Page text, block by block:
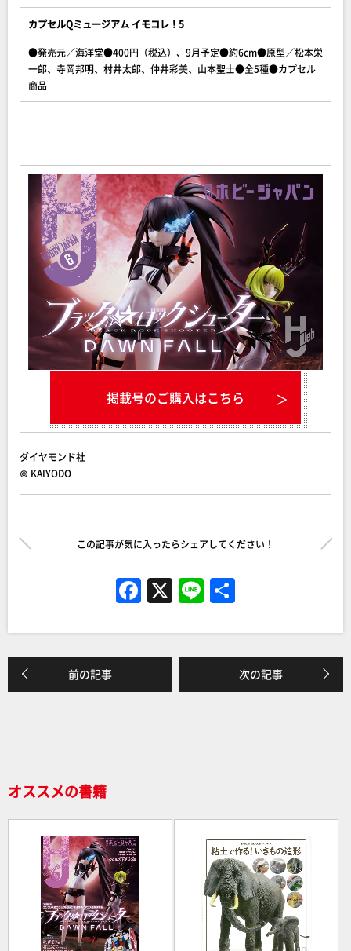
カプセルQミュージアム イモコレ！5
●発売元／海洋堂●400円（税込）、9月予定●約6cm●原型／松本栄
一郎、寺岡邦明、村井太郎、仲井彩美、山本聖士●全5種●カプセル
商品
掲載号のご購入はこちら
ダイヤモンド社
© KAIYODO
この記事が気に入ったらシェアしてください！
F
c
e
b
X Li
e
前の記事 次の記事
オススメの書籍